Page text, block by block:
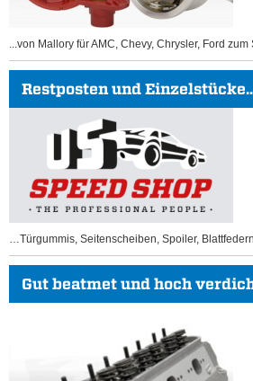
...von Mallory für AMC, Chevy, Chrysler, Ford
Restposten und
…Türgummis, Seitenscheiben, Spoiler, Blattfedern
Gut beatmet und hoch